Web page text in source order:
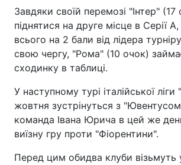
Завдяки своїй перемозі "Інтер" (17
піднятися на друге місце в Серії
всього на 2 бали від лідера
свою чергу, "Рома" (10 очок)
сходинку в таблиці.
У наступному турі італійської
жовтня зустрінуться з
команда Івана Юрича в цей же
виїзну гру проти "Фіорентини".
Перед цим обидва клуби візьмуть